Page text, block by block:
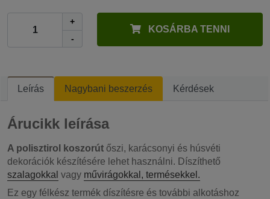
+
-
KOSÁRBA TENNI
Leírás Nagybani beszerzés Kérdések
Árucikk leírása
A polisztirol koszorút őszi, karácsonyi és húsvéti
dekorációk készítésére lehet használni. Díszíthető
szalagokkal vagy művirágokkal, termésekkel.
Ez egy félkész termék díszítésre és további alkotáshoz